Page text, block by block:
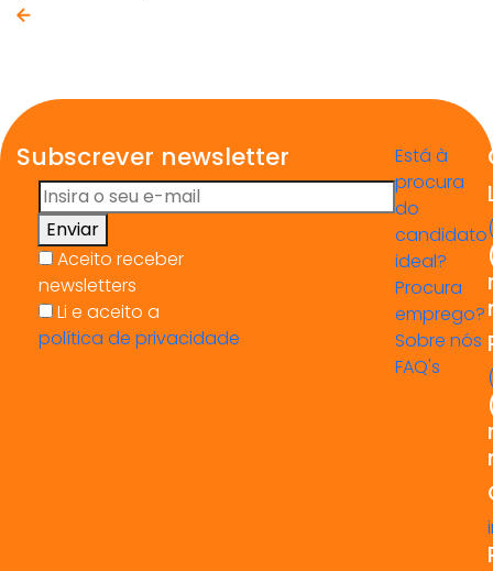
Subscrever newsletter
Enviar
Aceito receber
newsletters
Li e aceito a
política de privacidade
Está à
procura
do
candidato
ideal?
Procura
emprego?
Sobre nós
FAQ's